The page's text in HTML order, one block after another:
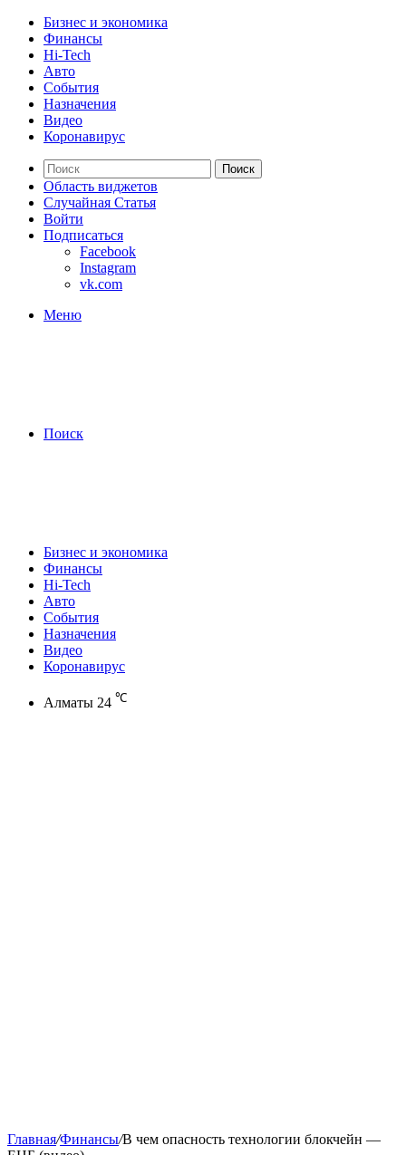
Бизнес и экономика
Финансы
Hi-Tech
Авто
События
Назначения
Видео
Коронавирус
Поиск
Область виджетов
Случайная Статья
Войти
Подписаться
Facebook
Instagram
vk.com
Меню
Поиск
Бизнес и экономика
Финансы
Hi-Tech
Авто
События
Назначения
Видео
Коронавирус
Алматы 24 ℃
Главная/Финансы/В чем опасность технологии блокчейн —